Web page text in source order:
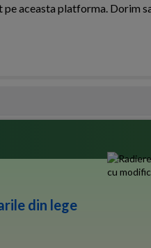
aceasta platforma. Dorim
din lege